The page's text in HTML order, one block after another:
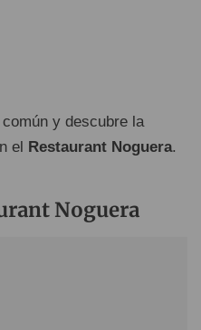
y descubre la
el Restaurant Noguera.
Noguera